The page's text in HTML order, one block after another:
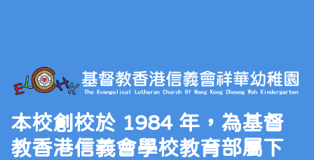
本校創校於 1984 年，為基督
教香港信義會學校教育部屬下